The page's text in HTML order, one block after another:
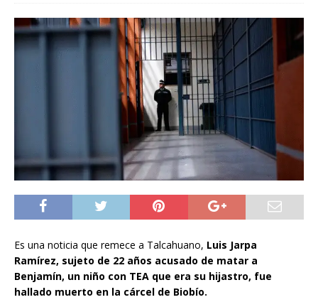
Es una noticia que remece a Talcahuano, Luis Jarpa
Ramírez, sujeto de 22 años acusado de matar a
Benjamín, un niño con TEA que era su hijastro, fue
hallado muerto en la cárcel de Biobío.